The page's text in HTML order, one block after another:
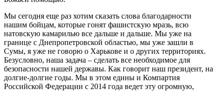
Мы сегодня еще раз хотим сказать слова благодарности
нашим бойцам, которые гонят фашистскую мразь, всю
натовскую камарилью все дальше и дальше. Мы уже на
границе с Днепропетровской областью, мы уже зашли в
Сумы, я уже не говорю о Харькове и о других территориях.
Безусловно, наша задача – сделать все необходимое для
безопасности нашей державы. Как говорит наш президент, на
долгие-долгие годы. Мы в этом едины и Компартия
Российской Федерации с 2014 года ведет эту огромную,